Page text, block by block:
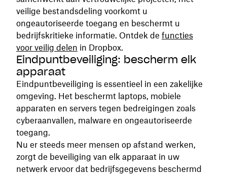
veilige bestandsdeling voorkomt u
ongeautoriseerde toegang en beschermt u
bedrijfskritieke informatie. Ontdek de functies
voor veilig delen in Dropbox.
Eindpuntbeveiliging: bescherm elk
apparaat
Eindpuntbeveiliging is essentieel in een zakelijke
omgeving. Het beschermt laptops, mobiele
apparaten en servers tegen bedreigingen zoals
cyberaanvallen, malware en ongeautoriseerde
toegang.
Nu er steeds meer mensen op afstand werken,
zorgt de beveiliging van elk apparaat in uw
netwerk ervoor dat bedrijfsgegevens beschermd